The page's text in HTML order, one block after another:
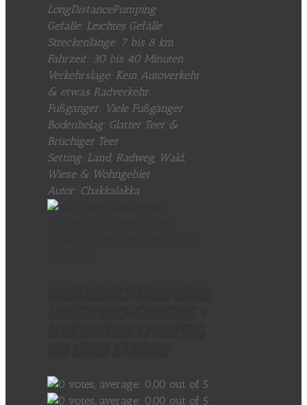
LongDistancePumping
Gefälle: Leichtes Gefälle
Streckenlänge: 7 bis 8 km
Fahrzeit: 30 bis 40 Minuten
Verkehrslage: Kein Autoverkehr
& etwas Radverkehr
Fußgänger: Viele Fußgänger
Bodenbelag: Glatter Teer &
Brüchiger Teer
Setting: Land, Radweg, Wald,
Wiese & Wohngebiet
Autor: Chakkalakka